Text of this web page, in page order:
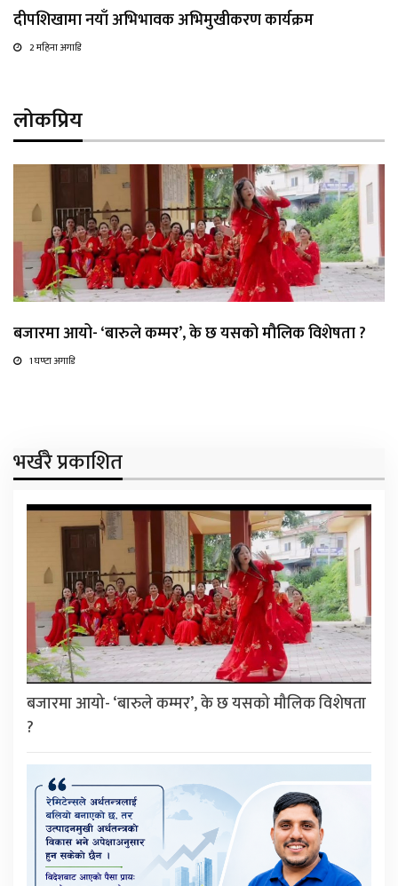
दीपशिखामा नयाँ अभिभावक अभिमुखीकरण कार्यक्रम
2 महिना अगाडि
लोकप्रिय
बजारमा आयो- ‘बारुले कम्मर’, के छ यसको मौलिक विशेषता ?
1 घण्टा अगाडि
भर्खरै प्रकाशित
बजारमा आयो- ‘बारुले कम्मर’, के छ यसको मौलिक विशेषता
?